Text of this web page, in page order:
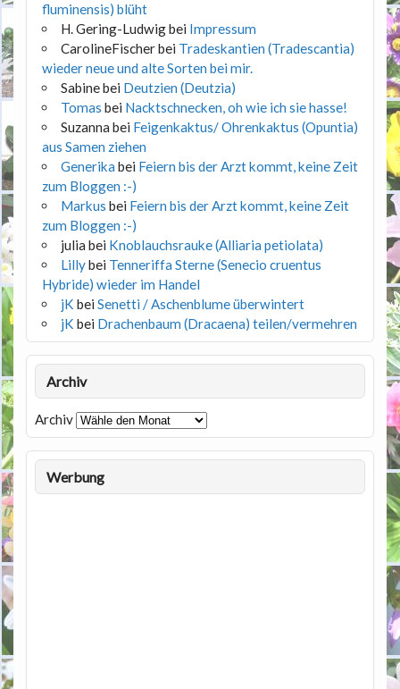
fluminensis) blüht
H. Gering-Ludwigbei Impressum
CarolineFischerbei Tradeskantien (Tradescantia)
wieder neue und alte Sorten bei mir.
Sabinebei Deutzien (Deutzia)
Tomas bei Nacktschnecken, oh wie ich sie hasse!
Suzanna bei Feigenkaktus/ Ohrenkaktus (Opuntia)
aus Samen ziehen
Generika bei Feiern bis der Arzt kommt, keine Zeit
zum Bloggen :-)
Markus bei Feiern bis der Arzt kommt, keine Zeit
zum Bloggen :-)
julia bei Knoblauchsrauke (Alliaria petiolata)
Lillybei Tenneriffa Sterne (Senecio cruentus
Hybride) wieder im Handel
jK beiSenetti / Aschenblume überwintert
jK bei Drachenbaum (Dracaena) teilen/vermehren
Archiv
Archiv
Werbung